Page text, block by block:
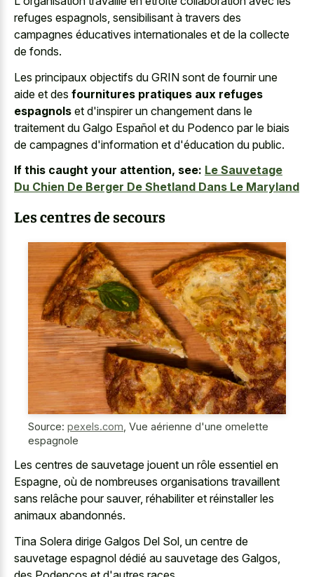
refuges espagnols, sensibilisant à travers des
campagnes éducatives internationales et de la collecte
de fonds.
Les principaux objectifs du GRIN sont de fournir une
aide et des fournitures pratiques aux refuges
espagnols et d'inspirer un changement dans le
traitement du Galgo Español et du Podenco par le biais
de campagnes d'information et d'éducation du public.
If this caught your attention, see: Le Sauvetage
Du Chien De Berger De Shetland Dans Le Maryland
Les centres de secours
Source: pexels.com Vue aérienne d'une omelette
espagnole
Les centres de sauvetage jouent un rôle essentiel en
Espagne, où de nombreuses organisations travaillent
sans relâche pour sauver, réhabiliter et réinstaller les
animaux abandonnés.
Tina Solera dirige Galgos Del Sol, un centre de
sauvetage espagnol dédié au sauvetage des Galgos,